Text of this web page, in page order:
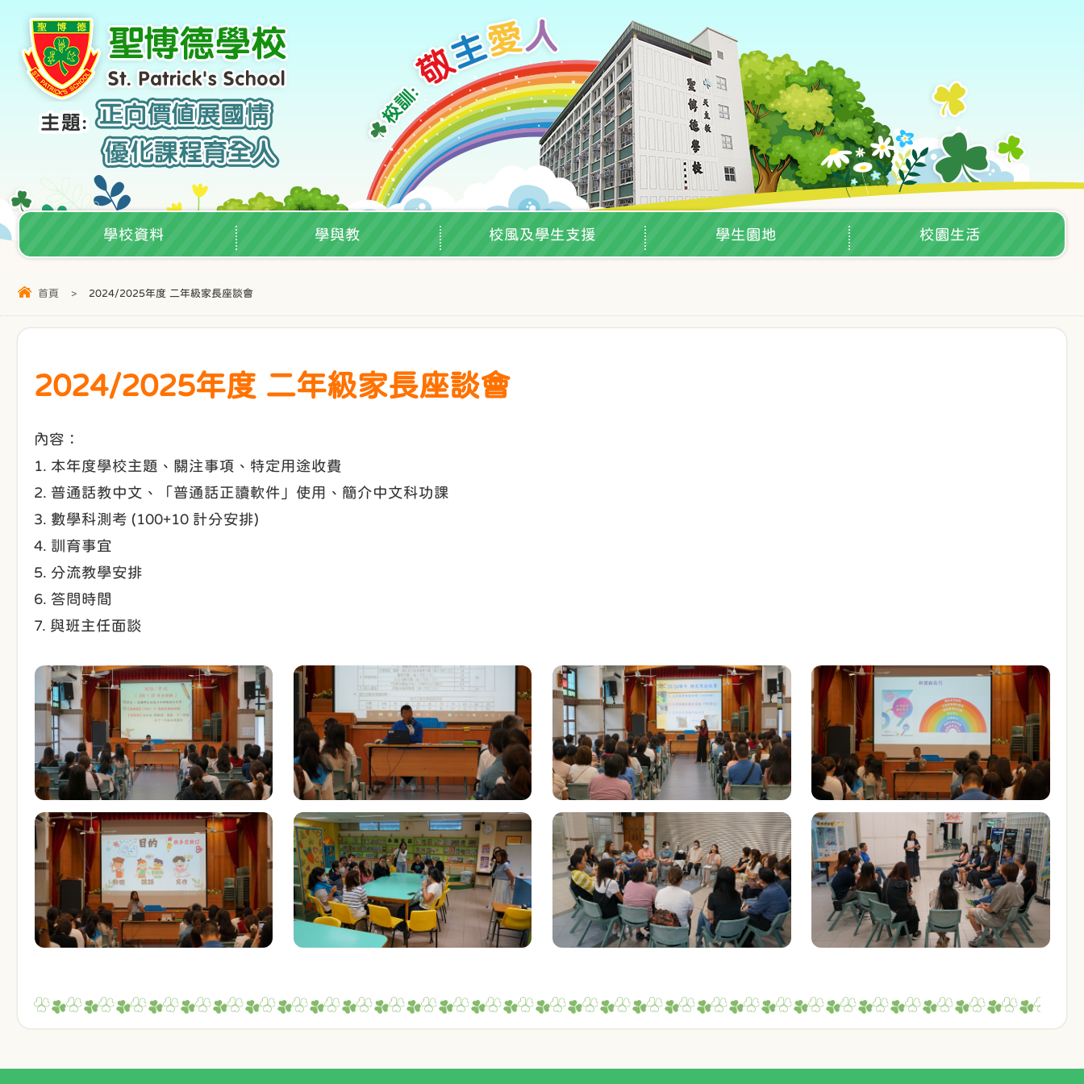
學校資料 學與教 校風及學生支援 學生園地 校園生活
首頁 > 2024/2025年度 二年級家長座談會
2024/2025年度 二年級家長座談會
內容：
1. 本年度學校主題、關注事項、特定用途收費
2. 普通話教中文、「普通話正讀軟件」使用、簡介中文科功課
3. 數學科測考 (100+10 計分安排)
4. 訓育事宜
5. 分流教學安排
6. 答問時間
7. 與班主任面談